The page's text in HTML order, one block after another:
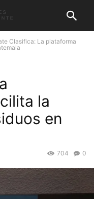
Clasifica: La plataforma
la
en
0
704